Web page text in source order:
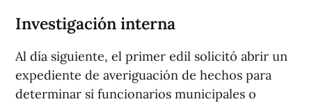
Investigación interna
Al día siguiente, el primer edil solicitó abrir un
expediente de averiguación de hechos para
determinar si funcionarios municipales o